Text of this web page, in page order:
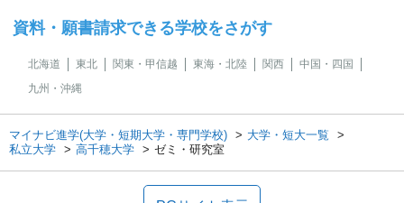
資料・願書請求できる学校をさがす
北海道 東北 関東・甲信越 東海・北陸 関西
中国・四国
九州・沖縄
マイナビ進学(大学・短期大学・専門学校)
大学・短大一覧
私立大学
高千穂大学 ゼミ・研究室